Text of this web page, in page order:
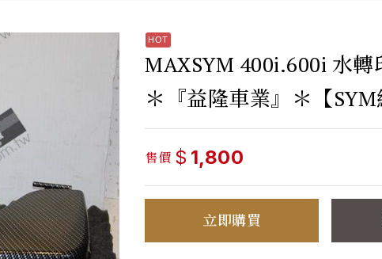
MAXSYM 400i.600i 水轉
＊『益隆車業』＊【SYM
售價 $ 1,800
立即購買